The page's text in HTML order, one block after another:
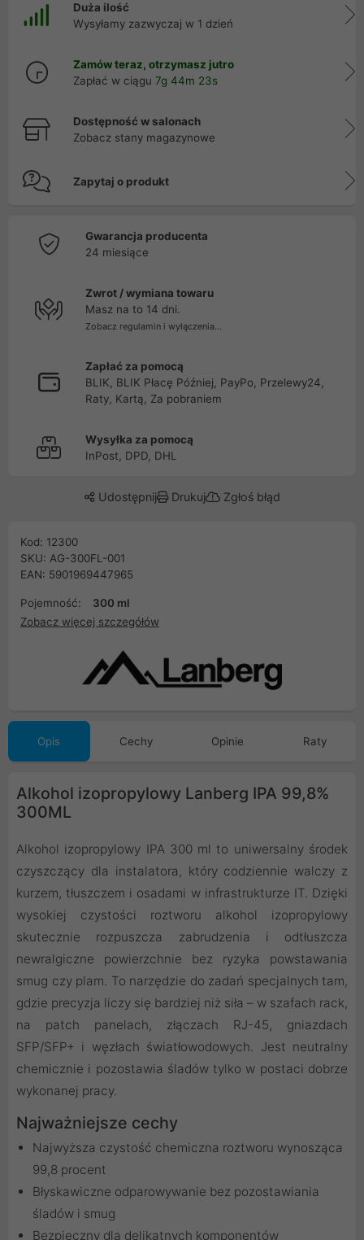
Duża ilość
Wysyłamy zazwyczaj w 1 dzień
Zamów teraz, otrzymasz jutro
Zapłać w ciągu 7g 44m 23s
Dostępność w salonach
Zobacz stany magazynowe
Zapytaj o produkt
Gwarancja producenta
24 miesiące
Zwrot / wymiana towaru
Masz na to 14 dni.
Zobacz regulamin i wyłączenia...
Zapłać za pomocą
BLIK, BLIK Płacę Później, PayPo, Przelewy24,
Raty, Kartą, Za pobraniem
Wysyłka za pomocą
InPost, DPD, DHL
Udostępnij Drukuj Zgłoś błąd
Kod: 12300
SKU: AG-300FL-001
EAN: 5901969447965
Pojemność:
300 ml
Zobacz więcej szczegółów
Opis Cechy Opinie Raty
Alkohol izopropylowy Lanberg IPA 99,8%
300ML
Alkohol izopropylowy IPA 300 ml to uniwersalny środek
czyszczący dla instalatora, który codziennie walczy z
kurzem, tłuszczem i osadami w infrastrukturze IT. Dzięki
wysokiej czystości roztworu alkohol izopropylowy
skutecznie rozpuszcza zabrudzenia i odtłuszcza
newralgiczne powierzchnie bez ryzyka powstawania
smug czy plam. To narzędzie do zadań specjalnych tam,
gdzie precyzja liczy się bardziej niż siła – w szafach rack,
na patch panelach, złączach RJ-45, gniazdach
SFP/SFP+ i węzłach światłowodowych. Jest neutralny
chemicznie i pozostawia śladów tylko w postaci dobrze
wykonanej pracy.
Najważniejsze cechy
Najwyższa czystość chemiczna roztworu wynosząca
99,8 procent
Błyskawiczne odparowywanie bez pozostawiania
śladów i smug
Bezpieczny dla delikatnych komponentów